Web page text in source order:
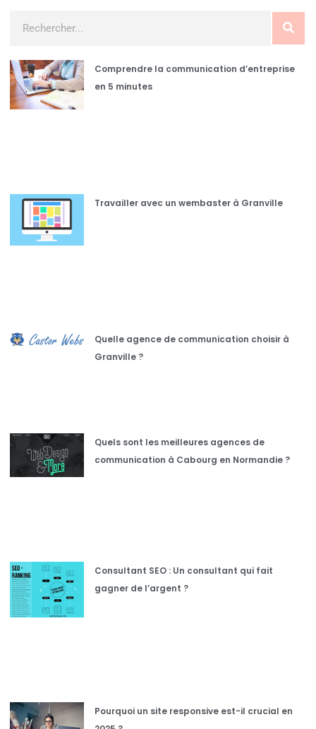
Comprendre la communication d’entreprise
en 5 minutes
Travailler avec un wembaster à Granville
Quelle agence de communication choisir à
Granville ?
Quels sont les meilleures agences de
communication à Cabourg en Normandie ?
Consultant SEO : Un consultant qui fait
gagner de l’argent ?
Pourquoi un site responsive est-il crucial en